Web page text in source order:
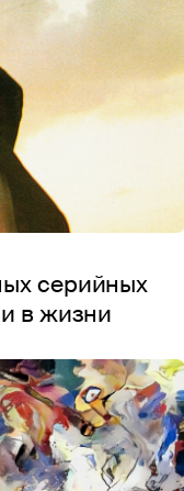
серийных
в жизни